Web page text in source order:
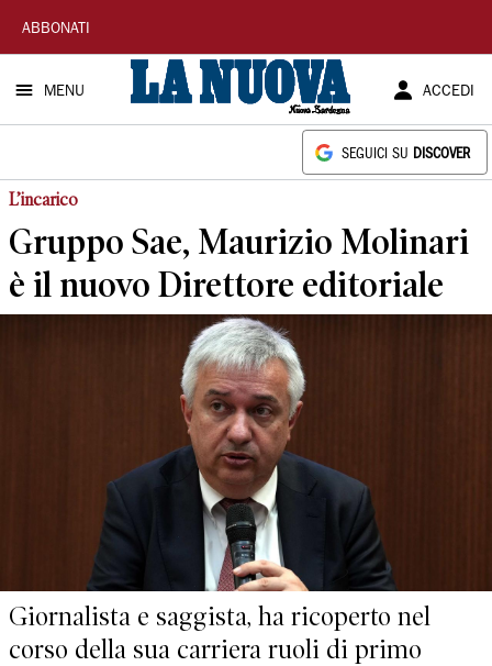
La
Nuova
Sardegna
ABBONATI
MENU ACCEDI
SEGUICI SU DISCOVER
L’incarico
Gruppo Sae, Maurizio Molinari
è il nuovo Direttore editoriale
Giornalista e saggista, ha ricoperto nel
corso della sua carriera ruoli di primo